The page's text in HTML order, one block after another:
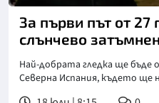
За първи път от 27
слънчево
Най-добрата гледка ще бъде
Северна Испания, където ще